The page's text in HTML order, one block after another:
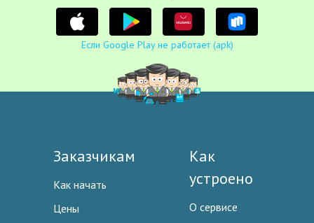
Если Google Play не работает (apk)
Заказчикам
Как начать
Цены
Как
устроено
О сервисе